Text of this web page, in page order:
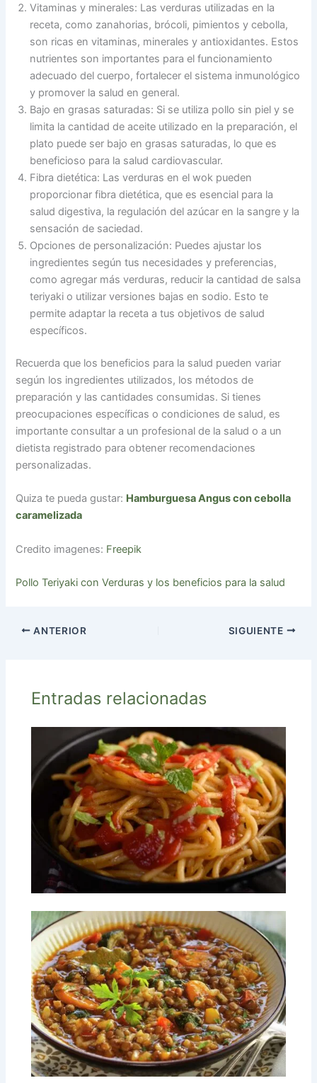
Vitaminas y minerales: Las verduras utilizadas en la
receta, como zanahorias, brócoli, pimientos y cebolla,
son ricas en vitaminas, minerales y antioxidantes. Estos
nutrientes son importantes para el funcionamiento
adecuado del cuerpo, fortalecer el sistema inmunológico
y promover la salud en general.
Bajo en grasas saturadas: Si se utiliza pollo sin piel y se
limita la cantidad de aceite utilizado en la preparación, el
plato puede ser bajo en grasas saturadas, lo que es
beneficioso para la salud cardiovascular.
Fibra dietética: Las verduras en el wok pueden
proporcionar fibra dietética, que es esencial para la
salud digestiva, la regulación del azúcar en la sangre y la
sensación de saciedad.
Opciones de personalización: Puedes ajustar los
ingredientes según tus necesidades y preferencias,
como agregar más verduras, reducir la cantidad de salsa
teriyaki o utilizar versiones bajas en sodio. Esto te
permite adaptar la receta a tus objetivos de salud
específicos.
Recuerda que los beneficios para la salud pueden variar
según los ingredientes utilizados, los métodos de
preparación y las cantidades consumidas. Si tienes
preocupaciones específicas o condiciones de salud, es
importante consultar a un profesional de la salud o a un
dietista registrado para obtener recomendaciones
personalizadas.
Quiza te pueda gustar: Hamburguesa Angus con cebolla
caramelizada
Credito imagenes: Freepik
Pollo Teriyaki con Verduras y los beneficios para la salud
ANTERIOR SIGUIENTE
Entradas relacionadas